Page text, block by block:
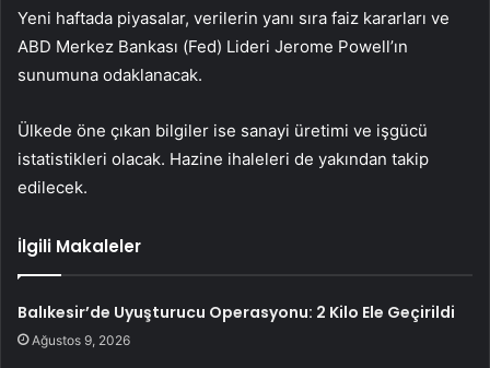
Yeni haftada piyasalar, verilerin yanı sıra faiz kararları ve
ABD Merkez Bankası (Fed) Lideri Jerome Powell’ın
sunumuna odaklanacak.
Ülkede öne çıkan bilgiler ise sanayi üretimi ve işgücü
istatistikleri olacak. Hazine ihaleleri de yakından takip
edilecek.
İlgili Makaleler
Balıkesir’de Uyuşturucu Operasyonu: 2 Kilo Ele Geçirildi
Ağustos 9, 2026